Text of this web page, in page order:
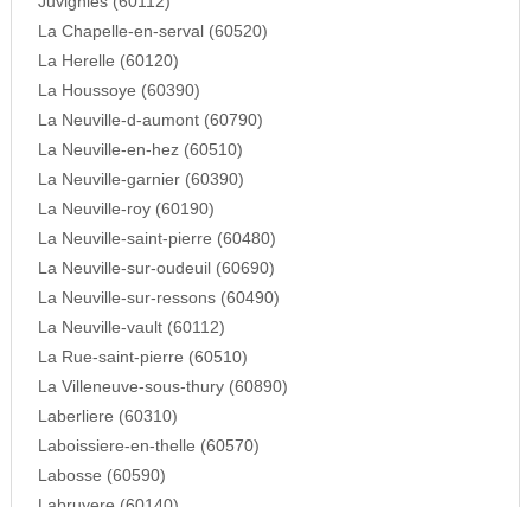
La Chapelle-en-serval (60520)
La Herelle (60120)
La Houssoye (60390)
La Neuville-d-aumont (60790)
La Neuville-en-hez (60510)
La Neuville-garnier (60390)
La Neuville-roy (60190)
La Neuville-saint-pierre (60480)
La Neuville-sur-oudeuil (60690)
La Neuville-sur-ressons (60490)
La Neuville-vault (60112)
La Rue-saint-pierre (60510)
La Villeneuve-sous-thury (60890)
Laberliere (60310)
Laboissiere-en-thelle (60570)
Labosse (60590)